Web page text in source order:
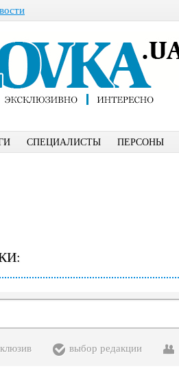
СПЕЦИАЛИСТЫ ПЕРСОНЫ
выбор редакции